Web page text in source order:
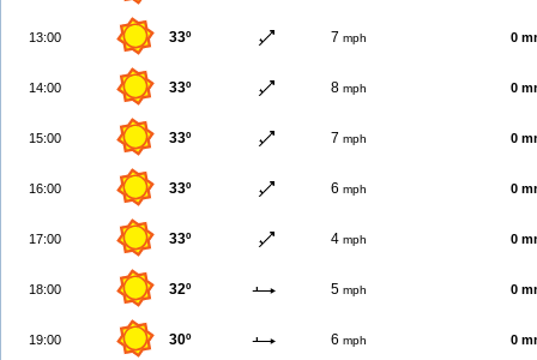
13:00 33º 7 mph 0
14:00 33º 8 mph 0
15:00 33º 7 mph 0
16:00 33º 6 mph 0
17:00 33º 4 mph 0
18:00 32º 5 mph 0
19:00 30º 6 mph 0